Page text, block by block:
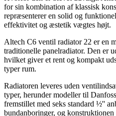
for sin kombination af klassisk
repræsenterer en solid og
effektivitet og æstetik vægtes højt.
Altech C6 ventil radiator 22 er en
traditionelle panelradiator. Den er
hvilket giver et rent og kompakt
typer rum.
Radiatoren leveres uden
typer, herunder modeller til
fremstillet med seks standard ½''
bundanboringer, og